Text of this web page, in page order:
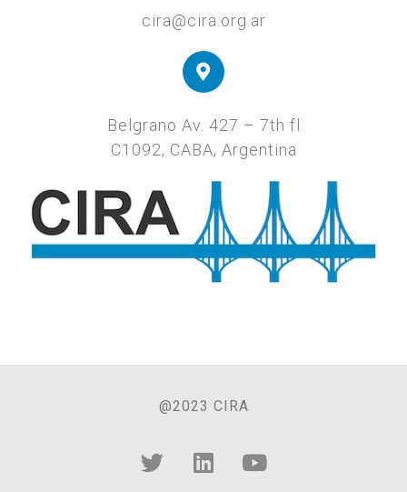
cira@cira.org.ar
Belgrano Av. 427 – 7th fl
C1092, CABA, Argentina
@2023 CIRA